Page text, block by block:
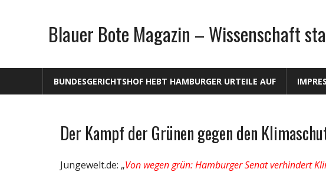
Blauer Bote Magazin – Wissenschaft
BUNDESGERICHTSHOF HEBT HAMBURGER URTEILE AUF
Gesellschaft
Wirtschaft
Der Kampf der Grünen gegen den
Jungewelt.de: „Von wegen grün: Hamburger Senat verhindert